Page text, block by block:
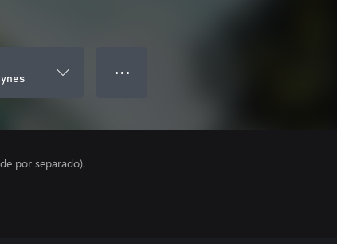
● ● ●
por separado).